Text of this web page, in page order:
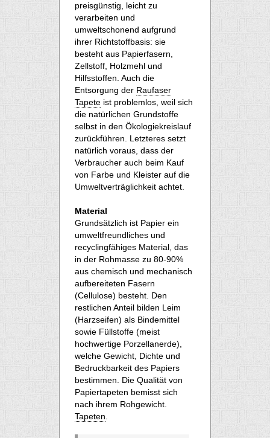
preisgünstig, leicht zu
verarbeiten und
umweltschonend aufgrund
ihrer Richtstoffbasis: sie
besteht aus Papierfasern,
Zellstoff, Holzmehl und
Hilfsstoffen. Auch die
Entsorgung der Raufaser
Tapete ist problemlos, weil sich
die natürlichen Grundstoffe
selbst in den Ökologiekreislauf
zurückführen. Letzteres setzt
natürlich voraus, dass der
Verbraucher auch beim Kauf
von Farbe und Kleister auf die
Umweltverträglichkeit achtet.
Material
Grundsätzlich ist Papier ein
umweltfreundliches und
recyclingfähiges Material, das
in der Rohmasse zu 80-90%
aus chemisch und mechanisch
aufbereiteten Fasern
(Cellulose) besteht. Den
restlichen Anteil bilden Leim
(Harzseifen) als Bindemittel
sowie Füllstoffe (meist
hochwertige Porzellanerde),
welche Gewicht, Dichte und
Bedruckbarkeit des Papiers
bestimmen. Die Qualität von
Papiertapeten bemisst sich
nach ihrem Rohgewicht.
Tapeten